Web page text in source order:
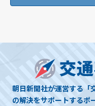
朝日新聞社が運営する「
の解決をサポートするポ